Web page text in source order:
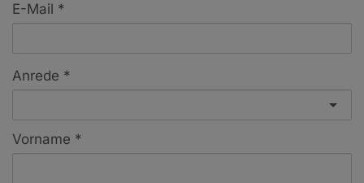
E-Mail
Anrede
Vorname